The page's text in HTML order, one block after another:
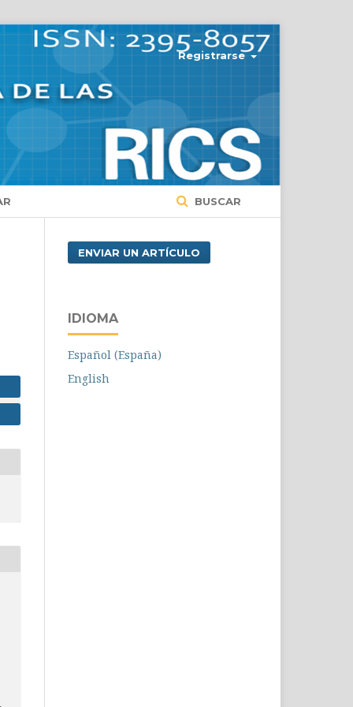
BUSCAR
Registrarse
ENVIAR UN ARTÍCULO
IDIOMA
Español (España)
English